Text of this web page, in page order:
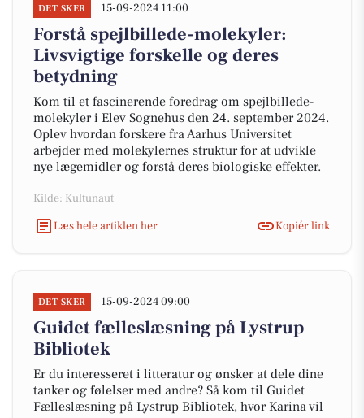
DET SKER 15-09-2024 11:00
Forstå spejlbillede-molekyler:
Livsvigtige forskelle og deres
betydning
Kom til et fascinerende foredrag om spejlbillede-
molekyler i Elev Sognehus den 24. september 2024.
Oplev hvordan forskere fra Aarhus Universitet
arbejder med molekylernes struktur for at udvikle
nye lægemidler og forstå deres biologiske effekter.
Kilde: Kultunaut
Læs hele artiklen her
Kopiér link
DET SKER 15-09-2024 09:00
Guidet fælleslæsning på Lystrup
Bibliotek
Er du interesseret i litteratur og ønsker at dele dine
tanker og følelser med andre? Så kom til Guidet
Fælleslæsning på Lystrup Bibliotek, hvor Karina vil